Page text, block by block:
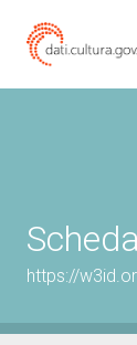
https://